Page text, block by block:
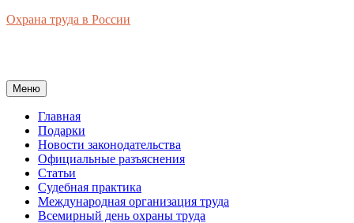
Перейти
Охрана труда в России
Меню
Главная
Подарки
Новости законодательства
Официальные разъяснения
Статьи
Судебная практика
Международная организация труда
Всемирный день охраны труда